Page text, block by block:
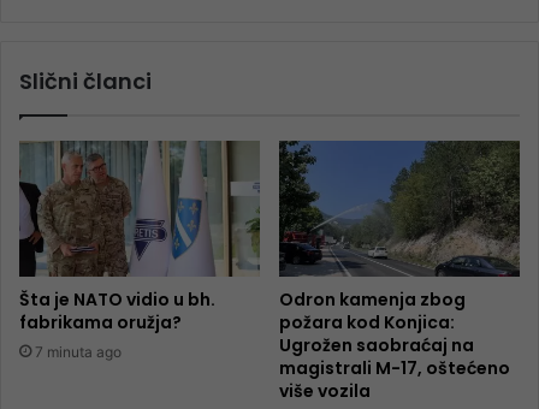
Slični članci
Šta je NATO vidio u bh.
fabrikama oružja?
7 minuta ago
Odron kamenja zbog
požara kod Konjica:
Ugrožen saobraćaj na
magistrali M-17, oštećeno
više vozila